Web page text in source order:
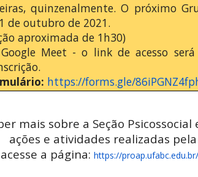
quinzenalmente. O próximo
de outubro de 2021.
aproximada de 1h30)
Meet - o link de acesso
https://forms.gle/
mais sobre a Seção
ações e atividades realizadas
acesse a página: https://